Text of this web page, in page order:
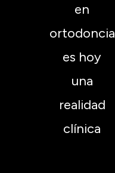
en
ortodoncia
es hoy
una
realidad
clínica